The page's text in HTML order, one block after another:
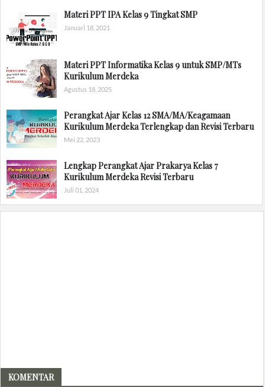
Materi PPT IPA Kelas 9 Tingkat SMP
Januari 18, 2021
Materi PPT Informatika Kelas 9 untuk SMP/MTs
Kurikulum Merdeka
Agustus 18, 2025
Perangkat Ajar Kelas 12 SMA/MA/Keagamaan
Kurikulum Merdeka Terlengkap dan Revisi Terbaru
Mei 22, 2023
Lengkap Perangkat Ajar Prakarya Kelas 7
Kurikulum Merdeka Revisi Terbaru
Juli 01, 2024
KOMENTAR